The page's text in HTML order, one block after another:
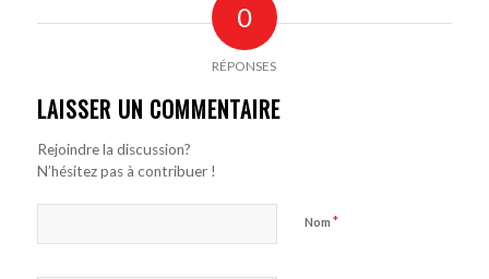
0
RÉPONSES
LAISSER UN COMMENTAIRE
Rejoindre la discussion?
N’hésitez pas à contribuer !
Nom *